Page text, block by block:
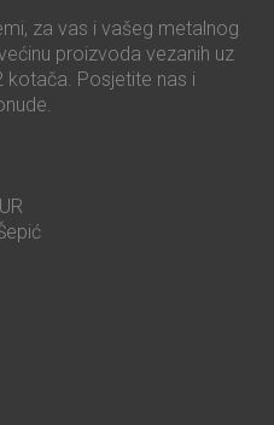
za vas i vašeg metalnog
proizvoda vezanih uz
Posjetite nas i